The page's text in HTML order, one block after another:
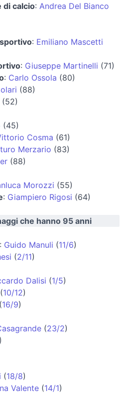
di calcio: Andrea Del Bianco
: Emiliano Mascetti
: Giuseppe Martinelli (71)
: Carlo Ossola (80)
(88)
(52)
(45)
Cosma (61)
Merzario (83)
(88)
Morozzi (55)
: Giampiero Rigosi (64)
che hanno 95 anni
: Guido Manuli (11/6)
(2/11)
Dalisi (1/5)
(10/12)
(16/9)
(23/2)
)
(18/8)
Valente (14/1)